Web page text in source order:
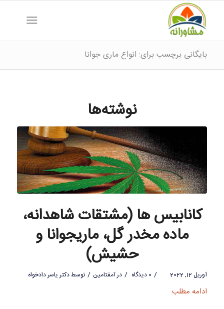
بایگانی برچسب برای: انواع ماری جوانا
نوشته‌ها
کانابیس ها (مشتقات شاهدانه،
ماده مخدر گل، ماریجوانا و
حشیش)
آوریل 12, 2022 / 0 دیدگاه / درآمفتامین / توسطدکتر یاسر دادخواه
ادامه مطلب